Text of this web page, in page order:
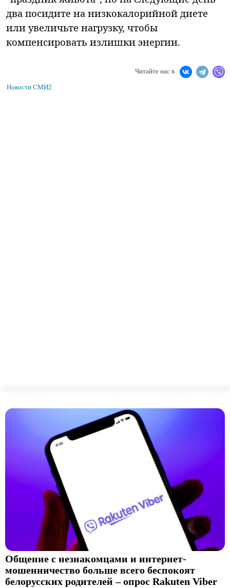
два посидите на низкокалорийной диете
или увеличьте нагрузку, чтобы
компенсировать излишки энергии.
Читайте нас в
Новости СМИ2
Общение с незнакомцами и интернет-
мошенничество больше всего беспокоят
белорусских родителей – опрос Rakuten Viber